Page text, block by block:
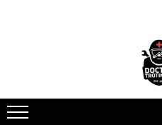
Toate produsele
Piese de schimb